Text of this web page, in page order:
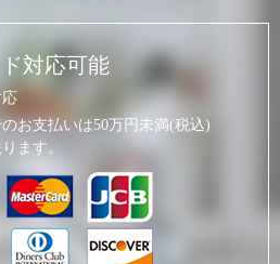
対応可能
お支払いは50万円未満(税込)
ます。